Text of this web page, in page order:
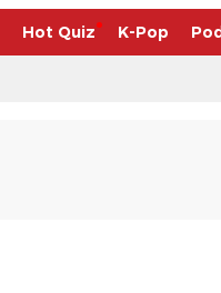
Hot Quiz K-Pop